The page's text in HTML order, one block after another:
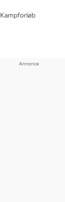
Kampforløb